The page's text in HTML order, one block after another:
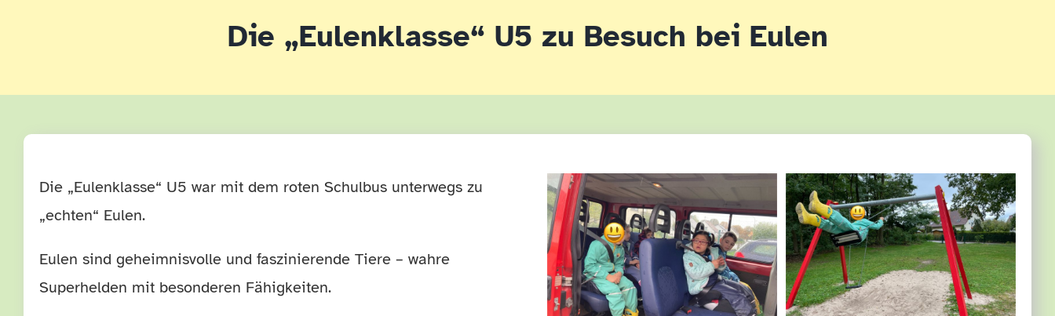
Die „Eulenklasse“ U5 zu Besuch bei Eulen
Die „Eulenklasse“ U5 war mit dem roten Schulbus unterwegs zu
„echten“ Eulen.
Eulen sind geheimnisvolle und faszinierende Tiere – wahre
Superhelden mit besonderen Fähigkeiten.